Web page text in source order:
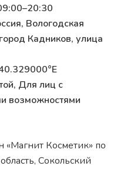
Вологодская
Кадников, улица
Для лиц с
возможностями
«Магнит Косметик» по
Сокольский